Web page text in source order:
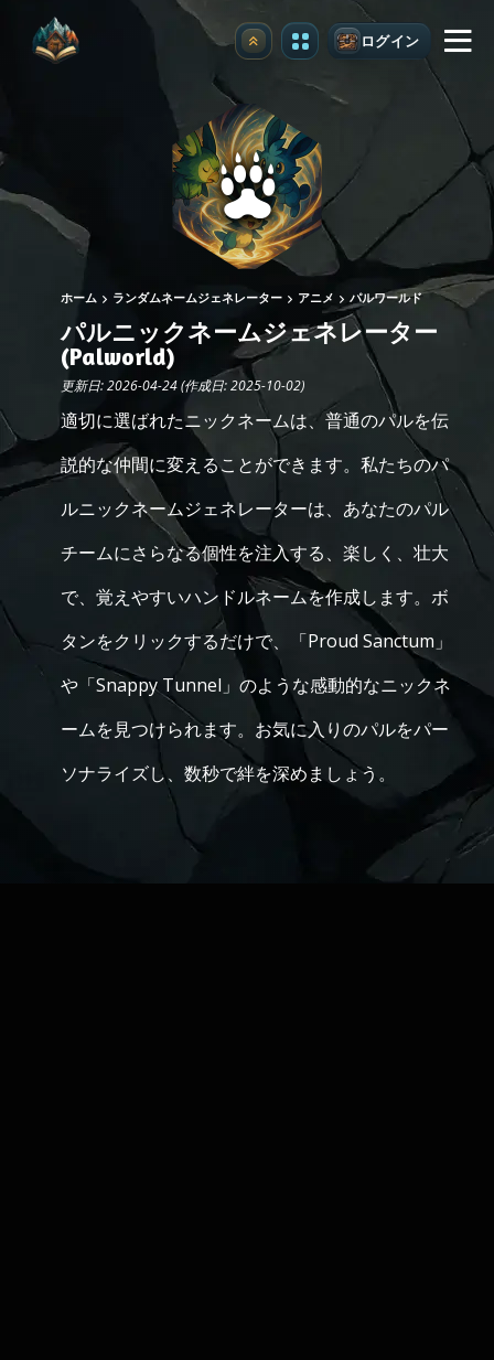
アップグレード ログイン
ホーム ランダムネームジェネレーター アニメ パルワールド
パルニックネームジェネレーター
(Palworld)
更新日: 2026-04-24 (作成日: 2025-10-02)
適切に選ばれたニックネームは、普通のパルを伝
説的な仲間に変えることができます。私たちのパ
ルニックネームジェネレーターは、あなたのパル
チームにさらなる個性を注入する、楽しく、壮大
で、覚えやすいハンドルネームを作成します。ボ
タンをクリックするだけで、「Proud Sanctum」
や「Snappy Tunnel」のような感動的なニックネ
ームを見つけられます。お気に入りのパルをパー
ソナライズし、数秒で絆を深めましょう。